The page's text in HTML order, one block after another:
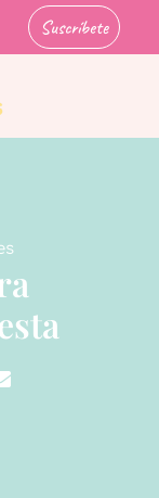
Suscríbete